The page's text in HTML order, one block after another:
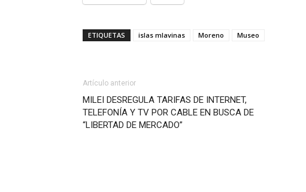
ETIQUETAS islas mlavinas Moreno Museo
Artículo anterior
MILEI DESREGULA TARIFAS DE INTERNET,
TELEFONÍA Y TV POR CABLE EN BUSCA DE
“LIBERTAD DE MERCADO”